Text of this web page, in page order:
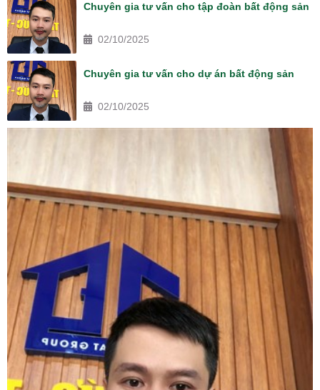
Chuyên gia tư vấn cho tập đoàn bất động sản
02/10/2025
Chuyên gia tư vấn cho dự án bất động sản
02/10/2025